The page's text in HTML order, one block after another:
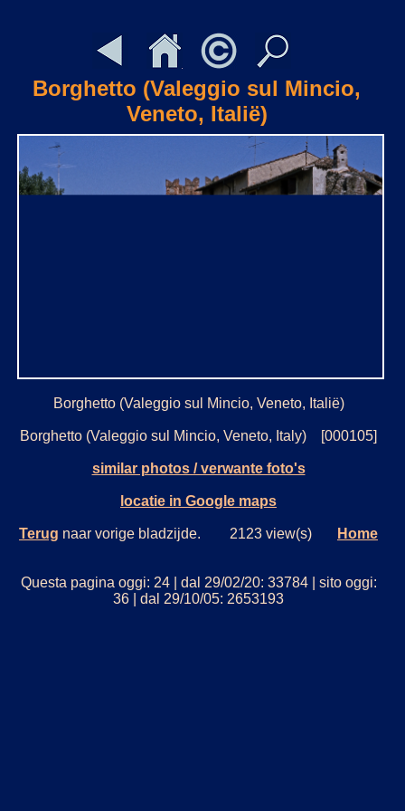
Borghetto (Valeggio sul Mincio,
Veneto, Italië)
Borghetto (Valeggio sul Mincio, Veneto, Italië)
Borghetto (Valeggio sul Mincio, Veneto, Italy) [000105]
similar photos / verwante foto's
locatie in Google maps
Terug naar vorige bladzijde. 2123 view(s) Home
Questa pagina oggi: 24 | dal 29/02/20: 33784 | sito oggi:
36 | dal 29/10/05: 2653193